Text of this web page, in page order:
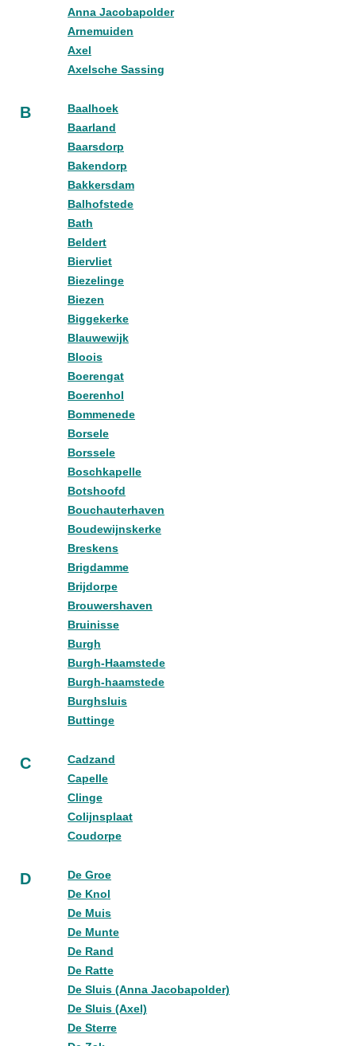
Anna Jacobapolder
Arnemuiden
Axel
Axelsche Sassing
B
Baalhoek
Baarland
Baarsdorp
Bakendorp
Bakkersdam
Balhofstede
Bath
Beldert
Biervliet
Biezelinge
Biezen
Biggekerke
Blauwewijk
Bloois
Boerengat
Boerenhol
Bommenede
Borsele
Borssele
Boschkapelle
Botshoofd
Bouchauterhaven
Boudewijnskerke
Breskens
Brigdamme
Brijdorpe
Brouwershaven
Bruinisse
Burgh
Burgh-Haamstede
Burgh-haamstede
Burghsluis
Buttinge
C
Cadzand
Capelle
Clinge
Colijnsplaat
Coudorpe
D
De Groe
De Knol
De Muis
De Munte
De Rand
De Ratte
De Sluis (Anna Jacobapolder)
De Sluis (Axel)
De Sterre